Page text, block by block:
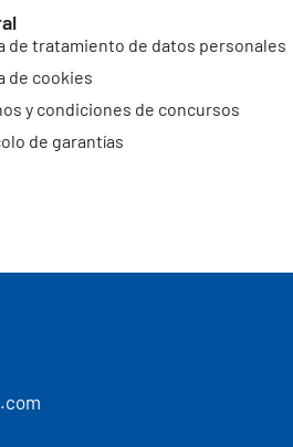
de tratamiento de datos personales
de cookies
y condiciones de concursos
de garantías